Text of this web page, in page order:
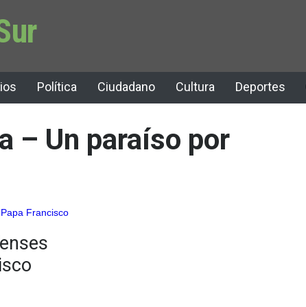
Política Ciudadano Cultura Deportes
– Un paraíso por